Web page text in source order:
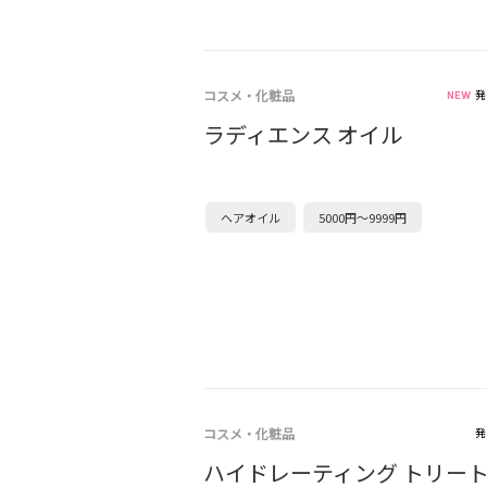
コスメ・化粧品
ラディエンス オイル
ヘアオイル 5000円～9999円
コスメ・化粧品
ハイドレーティング トリー